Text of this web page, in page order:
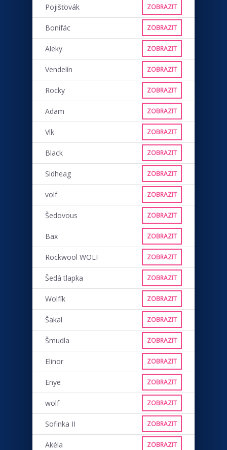
Pojišťovák ZOBRAZIT
Bonifác ZOBRAZIT
Aleky ZOBRAZIT
Vendelín ZOBRAZIT
Rocky ZOBRAZIT
Adam ZOBRAZIT
Vlk ZOBRAZIT
Black ZOBRAZIT
Sidheag ZOBRAZIT
volf ZOBRAZIT
Šedovous ZOBRAZIT
Bax ZOBRAZIT
Rockwool WOLF ZOBRAZIT
Šedá tlapka ZOBRAZIT
Wolfík ZOBRAZIT
Šakal ZOBRAZIT
Šmudla ZOBRAZIT
Elinor ZOBRAZIT
Enye ZOBRAZIT
wolf ZOBRAZIT
Sofinka II ZOBRAZIT
Akéla ZOBRAZIT